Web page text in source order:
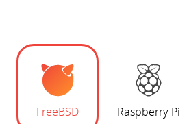
FreeBSD Raspberry Pi